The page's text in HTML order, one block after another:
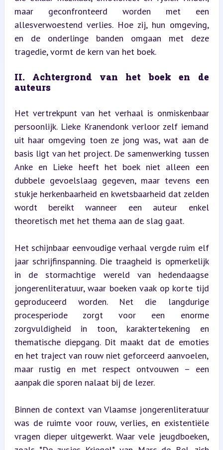
maar geconfronteerd worden met een
allesverwoestend verlies. Hoe zij, hun omgeving,
en de onderlinge banden omgaan met deze
tragedie, vormt de kern van het boek.
II. Achtergrond van het boek en de
auteurs
Het vertrekpunt van het verhaal is onmiskenbaar
persoonlijk. Lieke Kranendonk verloor zelf iemand
uit haar omgeving toen ze jong was, wat aan de
basis ligt van het project. De samenwerking tussen
Anke en Lieke heeft het boek niet alleen een
dubbele gevoelslaag gegeven, maar tevens een
stukje herkenbaarheid en kwetsbaarheid dat zelden
wordt bereikt wanneer een auteur enkel
theoretisch met het thema aan de slag gaat.
Het schijnbaar eenvoudige verhaal vergde ruim elf
jaar schrijfinspanning. Die traagheid is opmerkelijk
in de stormachtige wereld van hedendaagse
jongerenliteratuur, waar boeken vaak op korte tijd
geproduceerd worden. Net die langdurige
procesperiode zorgt voor een enorme
zorgvuldigheid in toon, karaktertekening en
thematische diepgang. Dit maakt dat de emoties
en het traject van rouw niet geforceerd aanvoelen,
maar rustig en met respect ontvouwen – een
aanpak die sporen nalaat bij de lezer.
Binnen de context van Vlaamse jongerenliteratuur
was de ruimte voor rouw, verlies, en existentiële
vragen dieper uitgewerkt. Waar vele jeugdboeken,